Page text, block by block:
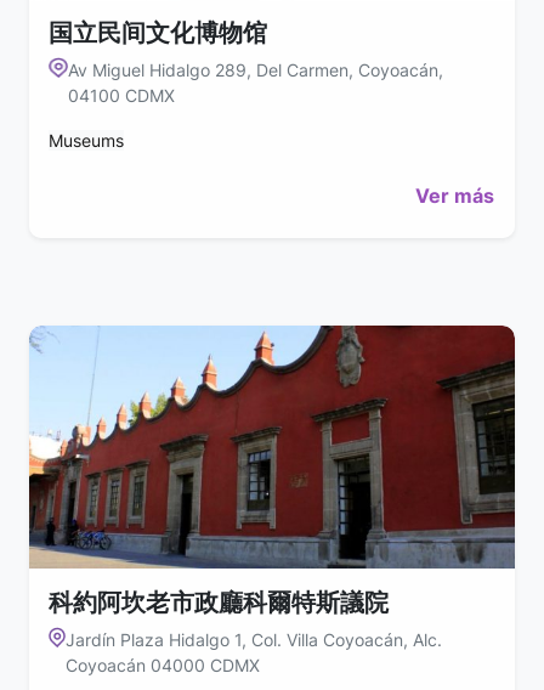
国立民间文化博物馆
Av Miguel Hidalgo 289, Del Carmen, Coyoacán,
04100 CDMX
Museums
Ver más
科約阿坎老市政廳科爾特斯議院
Jardín Plaza Hidalgo 1, Col. Villa Coyoacán, Alc.
Coyoacán 04000 CDMX